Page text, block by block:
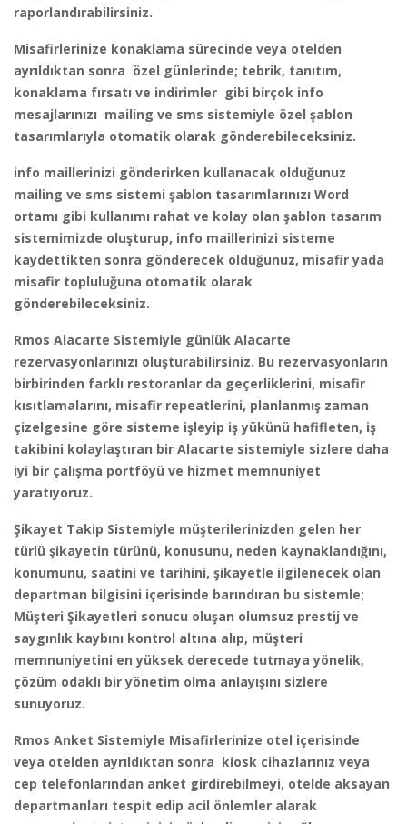
raporlandırabilirsiniz.
Misafirlerinize konaklama sürecinde veya otelden
ayrıldıktan sonra özel günlerinde; tebrik, tanıtım,
konaklama fırsatı ve indirimler gibi birçok info
mesajlarınızı mailing ve sms sistemiyle özel şablon
tasarımlarıyla otomatik olarak gönderebileceksiniz.
info maillerinizi gönderirken kullanacak olduğunuz
mailing ve sms sistemi şablon tasarımlarınızı Word
ortamı gibi kullanımı rahat ve kolay olan şablon tasarım
sistemimizde oluşturup, info maillerinizi sisteme
kaydettikten sonra gönderecek olduğunuz, misafir yada
misafir topluluğuna otomatik olarak
gönderebileceksiniz.
Rmos Alacarte Sistemiyle günlük Alacarte
rezervasyonlarınızı oluşturabilirsiniz. Bu rezervasyonların
birbirinden farklı restoranlar da geçerliklerini, misafir
kısıtlamalarını, misafir repeatlerini, planlanmış zaman
çizelgesine göre sisteme işleyip iş yükünü hafifleten, iş
takibini kolaylaştıran bir Alacarte sistemiyle sizlere daha
iyi bir çalışma portföyü ve hizmet memnuniyet
yaratıyoruz.
Şikayet Takip Sistemiyle müşterilerinizden gelen her
türlü şikayetin türünü, konusunu, neden kaynaklandığını,
konumunu, saatini ve tarihini, şikayetle ilgilenecek olan
departman bilgisini içerisinde barındıran bu sistemle;
Müşteri Şikayetleri sonucu oluşan olumsuz prestij ve
saygınlık kaybını kontrol altına alıp, müşteri
memnuniyetini en yüksek derecede tutmaya yönelik,
çözüm odaklı bir yönetim olma anlayışını sizlere
sunuyoruz.
Rmos Anket Sistemiyle Misafirlerinize otel içerisinde
veya otelden ayrıldıktan sonra kiosk cihazlarınız veya
cep telefonlarından anket girdirebilmeyi, otelde aksayan
departmanları tespit edip acil önlemler alarak